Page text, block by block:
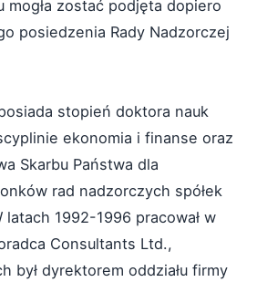
mogła zostać podjęta dopiero
posiedzenia Rady Nadzorczej
stopień doktora nauk
ekonomia i finanse oraz
Skarbu Państwa dla
rad nadzorczych spółek
latach 1992-1996 pracował w
Consultants Ltd.,
był dyrektorem oddziału firmy